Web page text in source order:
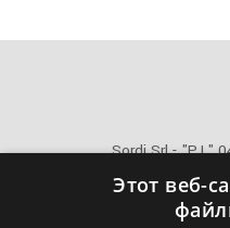
Sordi Srl - "P.I."
Этот веб-